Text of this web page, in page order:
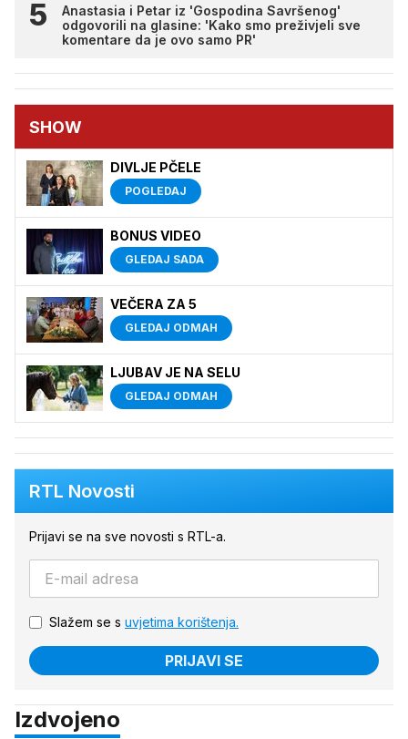
Anastasia i Petar iz 'Gospodina Savršenog'
odgovorili na glasine: 'Kako smo preživjeli sve
komentare da je ovo samo PR'
SHOW
DIVLJE PČELE
POGLEDAJ
BONUS VIDEO
GLEDAJ SADA
VEČERA ZA 5
GLEDAJ ODMAH
LJUBAV JE NA SELU
GLEDAJ ODMAH
RTL Novosti
Prijavi se na sve novosti s RTL-a.
Slažem se s uvjetima korištenja.
PRIJAVI SE
Izdvojeno